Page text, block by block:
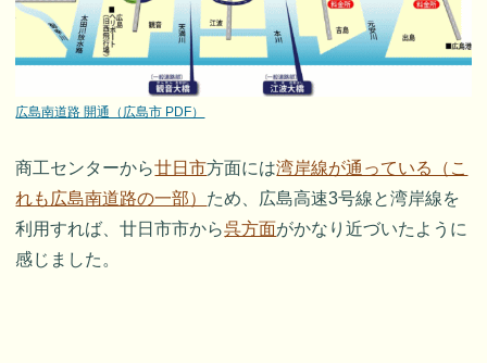
広島南道路 開通（広島市 PDF）
商工センターから廿日市方面には湾岸線が通っている（こ
れも広島南道路の一部） ため、広島高速3号線と湾岸線を
利用すれば、廿日市市から呉方面がかなり近づいたように
感じました。